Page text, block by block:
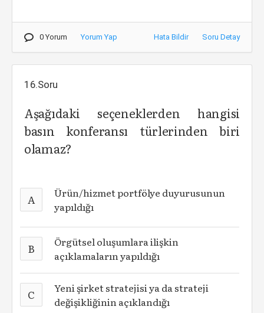
0 Yorum Yorum Yap Hata Bildir Soru Detay
16.Soru
Aşağıdaki seçeneklerden hangisi
basın konferansı türlerinden biri
olamaz?
A
Ürün/hizmet portfölye duyurusunun
yapıldığı
B
Örgütsel oluşumlara ilişkin
açıklamaların yapıldığı
C
Yeni şirket stratejisi ya da strateji
değişikliğinin açıklandığı